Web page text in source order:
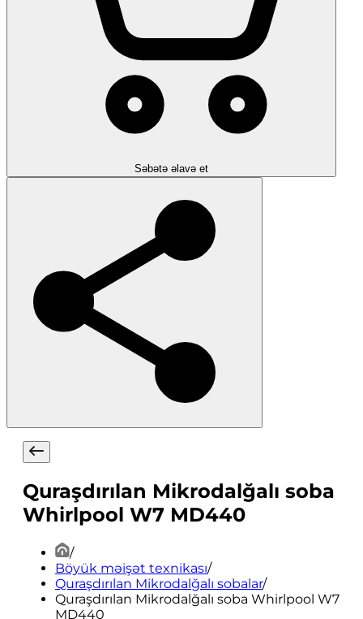
Səbətə əlavə et
Quraşdırılan Mikrodalğalı soba
Whirlpool W7 MD440
/
Böyük məişət texnikası/
Quraşdırılan Mikrodalğalı sobalar/
Quraşdırılan Mikrodalğalı soba Whirlpool W7
MD440